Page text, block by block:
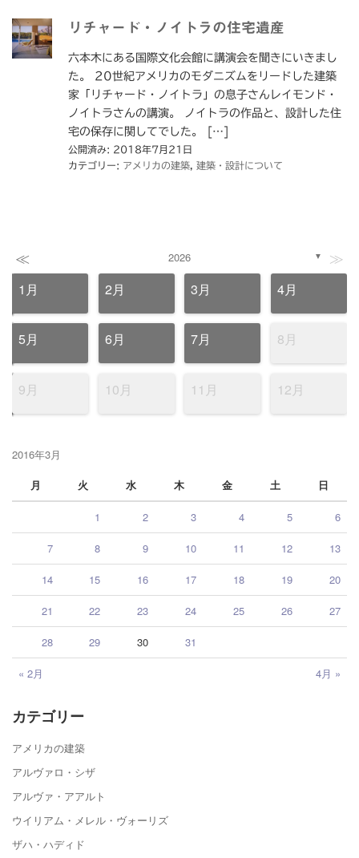
リチャード・ノイトラの住宅遺産
六本木にある国際文化会館に講演会を聞きにいきまし
た。 20世紀アメリカのモダニズムをリードした建築
家「リチャード・ノイトラ」の息子さんレイモンド・
ノイトラさんの講演。 ノイトラの作品と、設計した住
宅の保存に関してでした。 […]
公開済み: 2018年7月21日
カテゴリー: アメリカの建築 建築・設計について
≪ 2026 ▼ ≫
1月 2月 3月 4月
5月 6月 7月 8月
9月 10月 11月 12月
2016年3月
月
火 水 木 金 土 日
« 2月 4月 »
1 2 3 4 5 6
7 8 9 10 11 12 13
14 15 16 17 18 19 20
21 22 23 24 25 26 27
28 29 30 31
カテゴリー
アメリカの建築
アルヴァロ・シザ
アルヴァ・アアルト
ウイリアム・メレル・ヴォーリズ
ザハ・ハディド